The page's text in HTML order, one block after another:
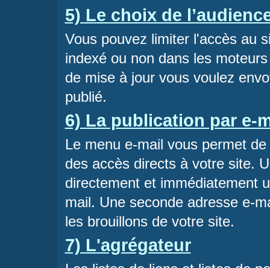
5) Le choix de
Vous pouvez limiter l'accès au
indexé ou non dans les
de mise à jour vous voulez
publié.
6) La publication par e-
Le menu e-mail vous permet
des accès directs à votre site.
directement et immédiatement
mail. Une seconde adresse e-
les brouillons de votre site.
7) L'agrégateur